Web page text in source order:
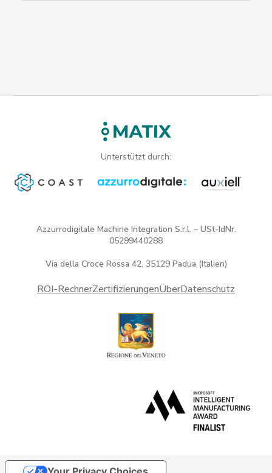
Unterstützt durch:
Azzurrodigitale Machine Integration S.r.l. – USt-IdNr.
05299440288
Via della Croce Rossa 42, 35129 Padua (Italien)
ROI-RechnerZertifizierungenÜberDatenschutz